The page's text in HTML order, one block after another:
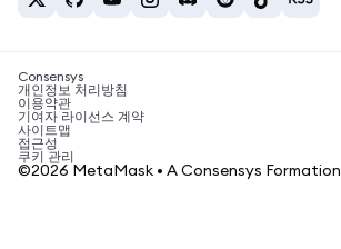
USDT 매수
SHIB 매수
BNB 매수
암호화폐 세금 뉴스
암호화폐 매수 방법
비트코인 매도 방법
Consensys
개인정보 처리방침
이용약관
기여자 라이선스 계약
사이트맵
접근성
쿠키 관리
©2026 MetaMask • A Consensys Formation